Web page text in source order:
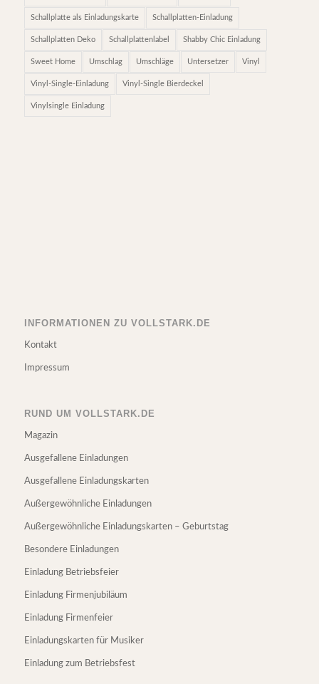
Schallplatte als Einladungskarte Schallplatten-Einladung
Schallplatten Deko Schallplattenlabel Shabby Chic Einladung
Sweet Home Umschlag Umschläge Untersetzer Vinyl
Vinyl-Single-Einladung Vinyl-Single Bierdeckel
Vinylsingle Einladung
INFORMATIONEN ZU VOLLSTARK.DE
Kontakt
Impressum
RUND UM VOLLSTARK.DE
Magazin
Ausgefallene Einladungen
Ausgefallene Einladungskarten
Außergewöhnliche Einladungen
Außergewöhnliche Einladungskarten – Geburtstag
Besondere Einladungen
Einladung Betriebsfeier
Einladung Firmenjubiläum
Einladung Firmenfeier
Einladungskarten für Musiker
Einladung zum Betriebsfest